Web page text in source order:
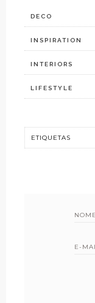
DECO
INSPIRATION
INTERIORS
LIFESTYLE